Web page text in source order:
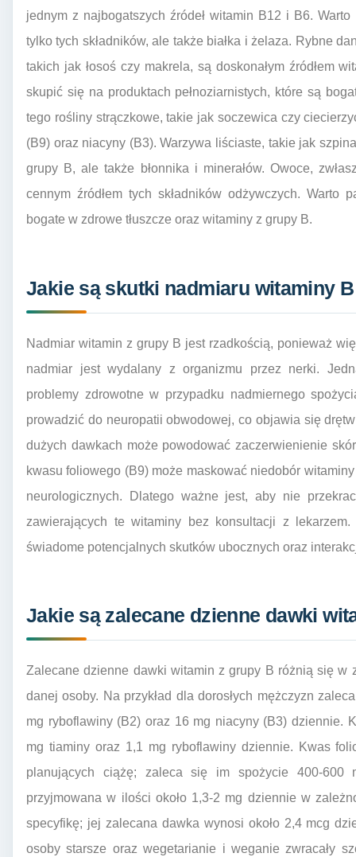
jednym z najbogatszych źródeł witamin B12 i B6.
tylko tych składników, ale także białka i żelaza. Rybne
takich jak łosoś czy makrela, są doskonałym źródłem
skupić się na produktach pełnoziarnistych, które są
tego rośliny strączkowe, takie jak soczewica czy
(B9) oraz niacyny (B3). Warzywa liściaste, takie jak
grupy B, ale także błonnika i minerałów. Owoce,
cennym źródłem tych składników odżywczych.
bogate w zdrowe tłuszcze oraz witaminy z grupy B.
Jakie są skutki nadmiaru witaminy
Nadmiar witamin z grupy B jest rzadkością, ponieważ
nadmiar jest wydalany z organizmu przez nerki.
problemy zdrowotne w przypadku nadmiernego
prowadzić do neuropatii obwodowej, co objawia się
dużych dawkach może powodować zaczerwienienie
kwasu foliowego (B9) może maskować niedobór
neurologicznych. Dlatego ważne jest, aby nie
zawierających te witaminy bez konsultacji z
świadome potencjalnych skutków ubocznych oraz
Jakie są zalecane dzienne dawki
Zalecane dzienne dawki witamin z grupy B różnią się w
danej osoby. Na przykład dla dorosłych mężczyzn
mg ryboflawiny (B2) oraz 16 mg niacyny (B3) dziennie.
mg tiaminy oraz 1,1 mg ryboflawiny dziennie. Kwas
planujących ciążę; zaleca się im spożycie 400-600
przyjmowana w ilości około 1,3-2 mg dziennie w
specyfikę; jej zalecana dawka wynosi około 2,4 mcg
osoby starsze oraz wegetarianie i weganie zwracały